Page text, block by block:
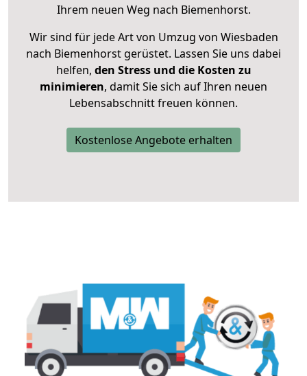
Ihrem neuen Weg nach Biemenhorst.
Wir sind für jede Art von Umzug von Wiesbaden
nach Biemenhorst gerüstet. Lassen Sie uns dabei
helfen, den Stress und die Kosten zu
minimieren, damit Sie sich auf Ihren neuen
Lebensabschnitt freuen können.
Kostenlose Angebote erhalten